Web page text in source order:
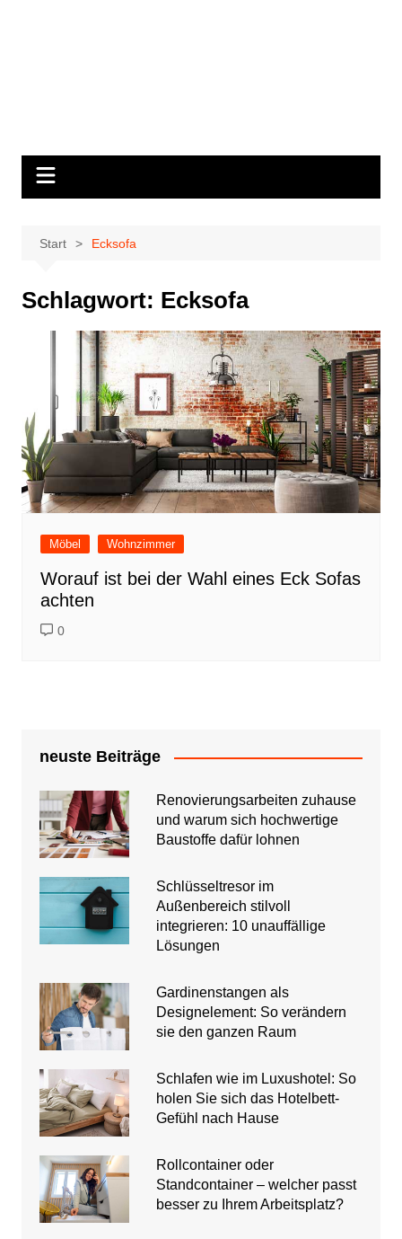
Start Ecksofa
Schlagwort: Ecksofa
Möbel Wohnzimmer
Worauf ist bei der Wahl eines Eck Sofas
achten
0
neuste Beiträge
Renovierungsarbeiten zuhause
und warum sich hochwertige
Baustoffe dafür lohnen
Schlüsseltresor im
Außenbereich stilvoll
integrieren: 10 unauffällige
Lösungen
Gardinenstangen als
Designelement: So verändern
sie den ganzen Raum
Schlafen wie im Luxushotel: So
holen Sie sich das Hotelbett-
Gefühl nach Hause
Rollcontainer oder
Standcontainer – welcher passt
besser zu Ihrem Arbeitsplatz?